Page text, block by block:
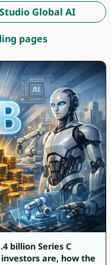
Global AI
pages
billion Series C
are, how the